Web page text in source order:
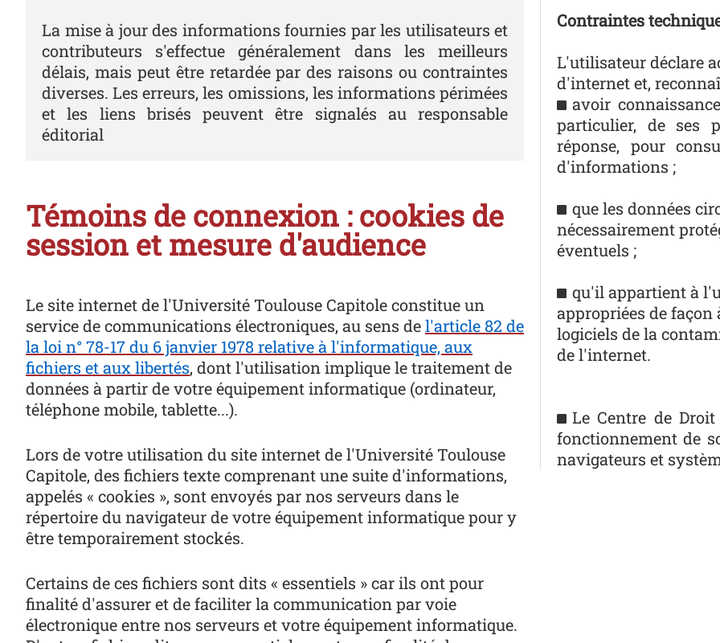
La mise à jour des informations fournies par les utilisateurs et
contributeurs s'effectue généralement dans les meilleurs
délais, mais peut être retardée par des raisons ou contraintes
diverses. Les erreurs, les omissions, les informations périmées
et les liens brisés peuvent être signalés au responsable
éditorial
Témoins de connexion : cookies de
session et mesure d'audience
Le site internet de l'Université Toulouse Capitole constitue un
service de communications électroniques, au sens del'article 82 de
la loi n° 78-17 du 6 janvier 1978 relative à l'informatique, aux
fichiers et aux libertés, dont l'utilisation implique le traitement de
données à partir de votre équipement informatique (ordinateur,
téléphone mobile, tablette...).
Lors de votre utilisation du site internet de l'Université Toulouse
Capitole, des fichiers texte comprenant une suite d'informations,
appelés « cookies », sont envoyés par nos serveurs dans le
répertoire du navigateur de votre équipement informatique pour y
être temporairement stockés.
Certains de ces fichiers sont dits « essentiels » car ils ont pour
finalité d'assurer et de faciliter la communication par voie
électronique entre nos serveurs et votre équipement informatique.
Contraintes
L'utilisateur déclare
d'internet et,
avoir
particulier, de ses
réponse, pour
d'informations ;
que les données
nécessairement
éventuels ;
qu'il appartient à
appropriées de façon
logiciels de la
de l'internet.
Le Centre de
fonctionnement de
navigateurs et